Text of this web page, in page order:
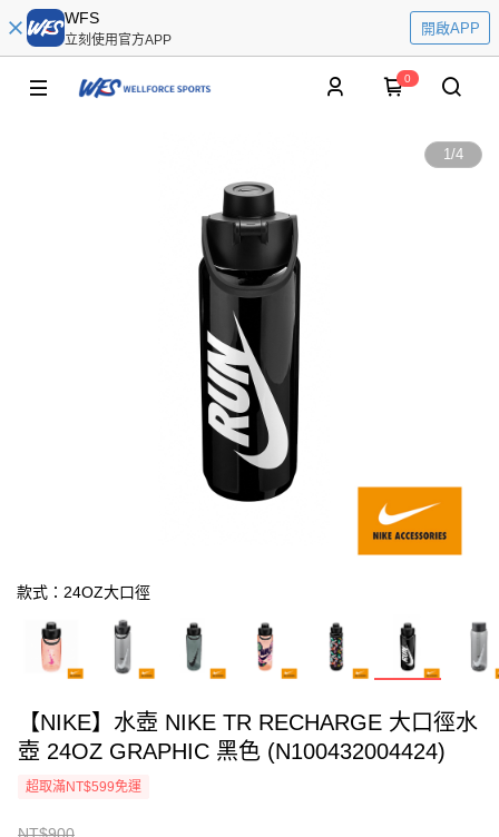
WFS
立刻使用官方APP
開啟APP
0
1/4
款式：24OZ大口徑
【NIKE】水壺 NIKE TR RECHARGE 大口徑水
壺 24OZ GRAPHIC 黑色 (N100432004424)
超取滿NT$599免運